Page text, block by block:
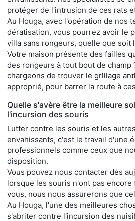
protéger de l'intrusion de ces rats
Au Houga, avec l'opération de nos
dératisation, vous pourrez avoir le
villa sans rongeurs, quelle que soit
Votre maison présente des failles
des rongeurs à tout bout de champ
chargeons de trouver le grillage
approprié, pour barrer la route à
Quelle s'avère être la meilleure
l'incursion des souris
Lutter contre les souris et les
envahissants, c'est le travail d'une
professionnels comme ceux que
disposition.
Vous pouvez nous contacter dès
lorsque les souris n'ont pas
vous, nous nous assurerons que
Au Houga, l'une des meilleures
s'abriter contre l'incursion des